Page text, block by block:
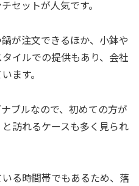
セットが人気です。
が注文できるほか、小鉢や
イルでの提供もあり、会社
ます。
ブルなので、初めての方が
訪れるケースも多く見られ
る時間帯でもあるため、落